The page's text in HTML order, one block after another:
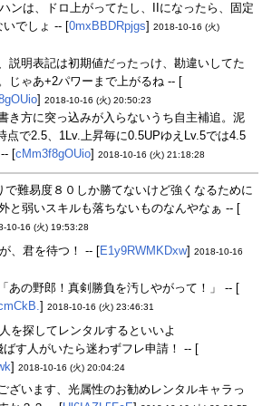
ンは、ドロ上がってたし、IIになったら、固定
いでしょ -- [0mxBBDRpjgs] 2018-10-16 (火)
説明表記は初期値だったっけ、勘違いしてた
じゃあ+2パワーまで上がるね -- [
] 2018-10-16 (火) 20:50:23
き方に突っ込みが入らないうち自主補追。泥
点で2.5、1Lv.上昇毎に0.5UPゆえLv.5では4.5
[cMm3f8gOUio] 2018-10-16 (火) 21:18:28
で難易度８０しか勝てないけど強くなるために
と弱いスキルも落ちないものなんやなぁ -- [
10-16 (火) 19:53:28
、君を待つ！ -- [E1y9RWMKDxw] 2018-10-16
あの野郎！真剣勝負を汚しやがって！」 -- [
] 2018-10-16 (火) 23:46:31
を探してレンタルするといいよ
ばす人がいたら迷わずフレ申請！ -- [
] 2018-10-16 (火) 20:04:24
ざいます、光属性のお勧めレンタルキャラっ